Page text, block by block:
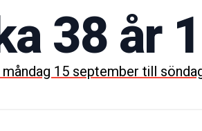
38år
måndag 15 septembertill